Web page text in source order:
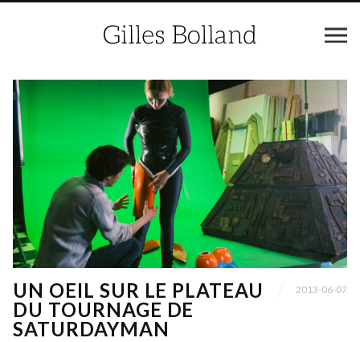
UN OEIL SUR LE PLATEAU
DU TOURNAGE DE
SATURDAYMAN
2013-06-07